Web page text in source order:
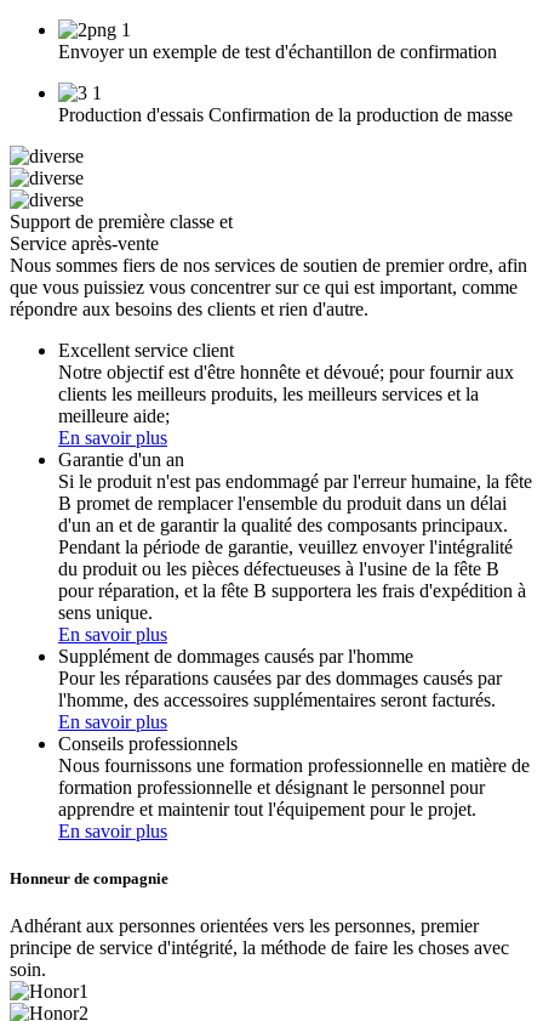
Envoyer un exemple de test d'échantillon de confirmation
Production d'essais Confirmation de la production de masse
Support de première classe et
Service après-vente
Nous sommes fiers de nos services de soutien de premier ordre, afin
que vous puissiez vous concentrer sur ce qui est important, comme
répondre aux besoins des clients et rien d'autre.
Excellent service client
Notre objectif est d'être honnête et dévoué; pour fournir aux
clients les meilleurs produits, les meilleurs services et la
meilleure aide;
En savoir plus
Garantie d'un an
Si le produit n'est pas endommagé par l'erreur humaine, la fête
B promet de remplacer l'ensemble du produit dans un délai
d'un an et de garantir la qualité des composants principaux.
Pendant la période de garantie, veuillez envoyer l'intégralité
du produit ou les pièces défectueuses à l'usine de la fête B
pour réparation, et la fête B supportera les frais d'expédition à
sens unique.
En savoir plus
Supplément de dommages causés par l'homme
Pour les réparations causées par des dommages causés par
l'homme, des accessoires supplémentaires seront facturés.
En savoir plus
Conseils professionnels
Nous fournissons une formation professionnelle en matière de
formation professionnelle et désignant le personnel pour
apprendre et maintenir tout l'équipement pour le projet.
En savoir plus
Honneur de compagnie
Adhérant aux personnes orientées vers les personnes, premier
principe de service d'intégrité, la méthode de faire les choses avec
soin.